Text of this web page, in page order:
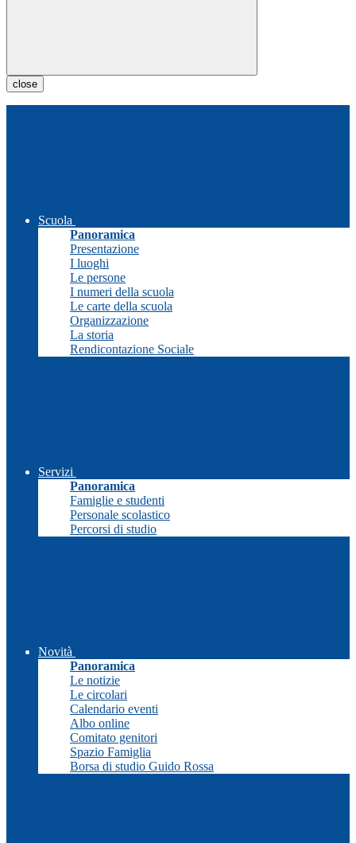
close
Scuola
Panoramica
Presentazione
I luoghi
Le persone
I numeri della scuola
Le carte della scuola
Organizzazione
La storia
Rendicontazione Sociale
Servizi
Panoramica
Famiglie e studenti
Personale scolastico
Percorsi di studio
Novità
Panoramica
Le notizie
Le circolari
Calendario eventi
Albo online
Comitato genitori
Spazio Famiglia
Borsa di studio Guido Rossa